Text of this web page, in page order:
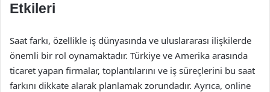
Etkileri
Saat farkı, özellikle iş dünyasında ve uluslararası ilişkilerde
önemli bir rol oynamaktadır. Türkiye ve Amerika arasında
ticaret yapan firmalar, toplantılarını ve iş süreçlerini bu saat
farkını dikkate alarak planlamak zorundadır. Ayrıca, online